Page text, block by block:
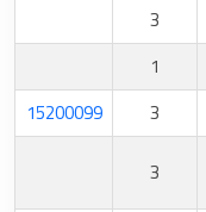
3
1
3
15200099
3